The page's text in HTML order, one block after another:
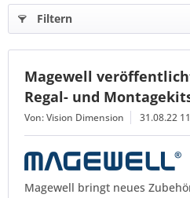
Filtern
Magewell
Regal- und
Von: Vision Dimension 31.08.22
Magewell bringt neues